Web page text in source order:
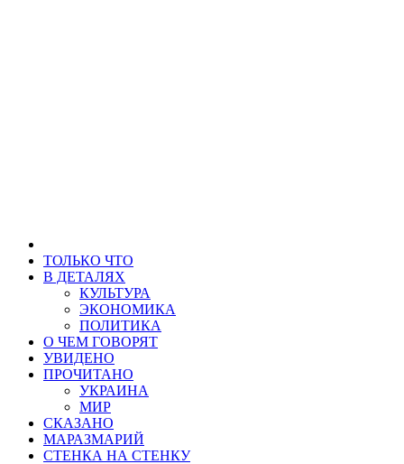
ТОЛЬКО ЧТО
В ДЕТАЛЯХ
КУЛЬТУРА
ЭКОНОМИКА
ПОЛИТИКА
О ЧЕМ ГОВОРЯТ
УВИДЕНО
ПРОЧИТАНО
УКРАИНА
МИР
СКАЗАНО
МАРАЗМАРИЙ
СТЕНКА НА СТЕНКУ